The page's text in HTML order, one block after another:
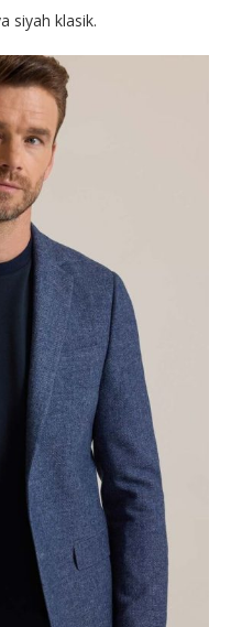
siyah klasik.